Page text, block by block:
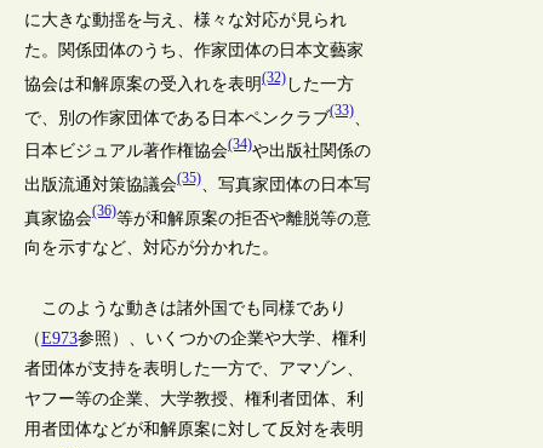
に大きな動揺を与え、様々な対応が見られ
た。関係団体のうち、作家団体の日本文藝家
協会は和解原案の受入れを表明(32)した一方
で、別の作家団体である日本ペンクラブ(33)、
日本ビジュアル著作権協会(34)や出版社関係の
出版流通対策協議会(35)、写真家団体の日本写
真家協会(36)等が和解原案の拒否や離脱等の意
向を示すなど、対応が分かれた。
このような動きは諸外国でも同様であり
（E973参照）、いくつかの企業や大学、権利
者団体が支持を表明した一方で、アマゾン、
ヤフー等の企業、大学教授、権利者団体、利
用者団体などが和解原案に対して反対を表明